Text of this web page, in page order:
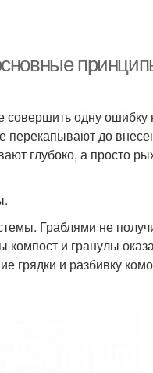
совершить одну
перекапывают до
глубоко, а просто
Граблями не
компост и гранулы
грядки и разбивку